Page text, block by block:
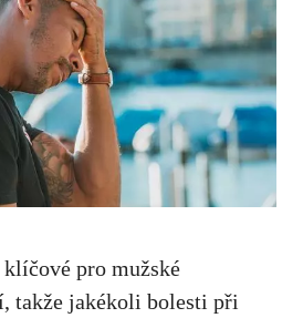
pro mužské
takže jakékoli bolesti při